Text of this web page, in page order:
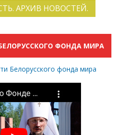
АРХИВ НОВОСТЕЙ.
ФОНДА МИРА
Белорусского фонда мира